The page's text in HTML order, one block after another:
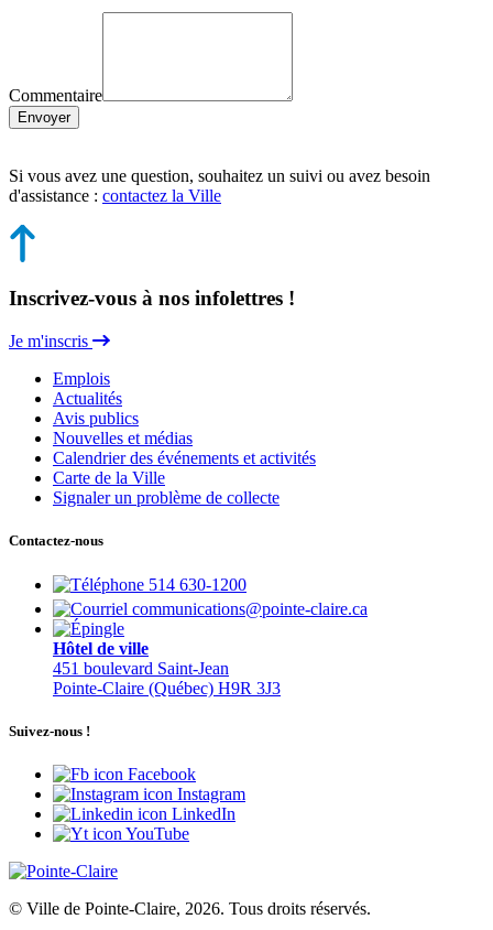
Commentaire
Envoyer
Si vous avez une question, souhaitez un suivi ou avez besoin
d'assistance : contactez la Ville
Inscrivez-vous à nos infolettres !
Je m'inscris
Emplois
Actualités
Avis publics
Nouvelles et médias
Calendrier des événements et activités
Carte de la Ville
Signaler un problème de collecte
Contactez-nous
514 630-1200
communications@pointe-claire.ca
Hôtel de ville
451 boulevard Saint-Jean
Pointe-Claire (Québec) H9R 3J3
Suivez-nous !
Facebook
Instagram
LinkedIn
YouTube
© Ville de Pointe-Claire, 2026. Tous droits réservés.